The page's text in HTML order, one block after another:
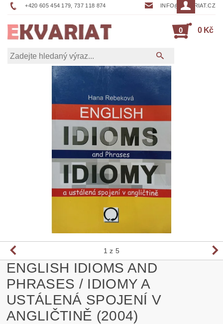
+420 605 454 179, 737 118 874 INFO@EKVARIAT.CZ
0 0 Kč
1 z 5
ENGLISH IDIOMS AND
PHRASES / IDIOMY A
USTÁLENÁ SPOJENÍ V
ANGLIČTINĚ (2004)